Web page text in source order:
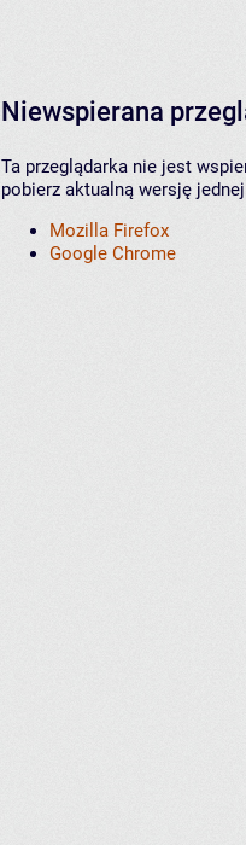
Niewspierana
Ta przeglądarka nie jest
pobierz aktualną wersję
Mozilla Firefox
Google Chrome